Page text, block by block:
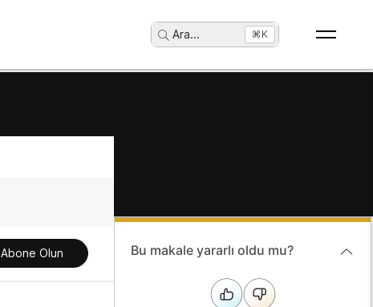
Ara... ⌘K
Abone Olun Bu makale yararlı oldu mu?